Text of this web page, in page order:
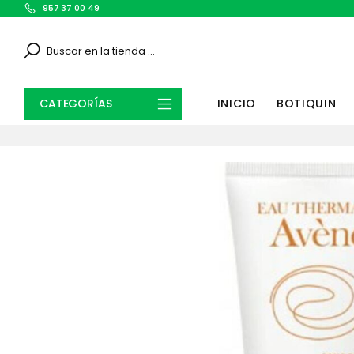
957 37 00 49
CATEGORÍAS INICIO BOTIQUIN